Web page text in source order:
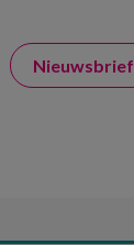
Nieuwsbrief